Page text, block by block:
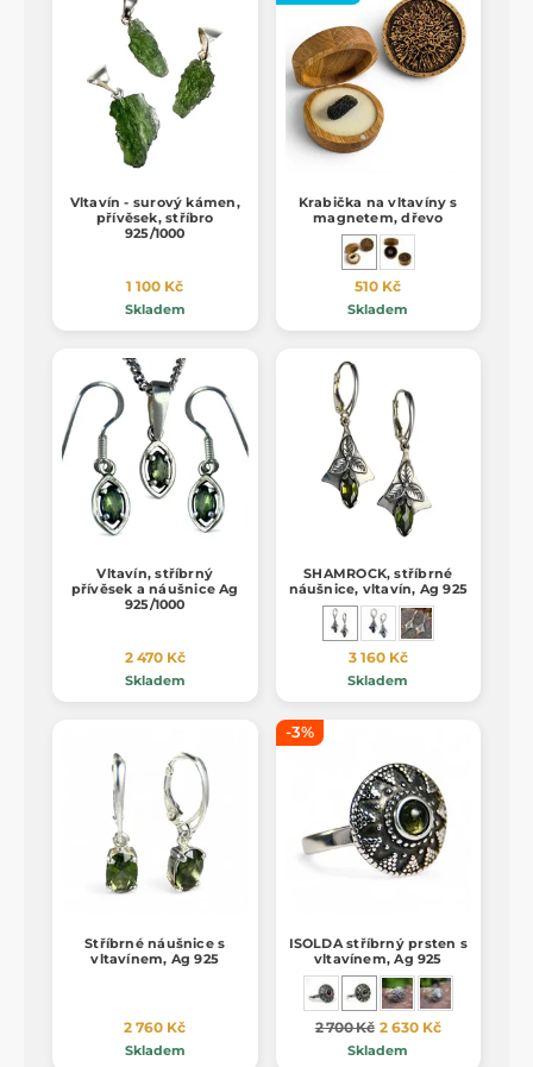
Vltavín - surový kámen,
přívěsek, stříbro
925/1000
1 100 Kč
Skladem
Krabička na vltavíny s
magnetem, dřevo
510 Kč
Skladem
Vltavín, stříbrný
přívěsek a náušnice Ag
925/1000
2 470 Kč
Skladem
SHAMROCK, stříbrné
náušnice, vltavín, Ag 925
3 160 Kč
Skladem
Stříbrné náušnice s
vltavínem, Ag 925
2 760 Kč
Skladem
-3%
ISOLDA stříbrný prsten s
vltavínem, Ag 925
2 700 Kč 2 630 Kč
Skladem